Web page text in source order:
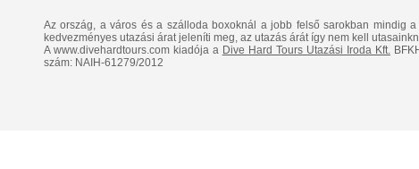
Az ország, a város és a szálloda boxoknál a jobb felső sarokban mindig
kedvezményes utazási árat jeleníti meg, az utazás árát így nem kell
A www.divehardtours.com kiadója a Dive Hard Tours Utazási Iroda Kft.
szám: NAIH-61279/2012